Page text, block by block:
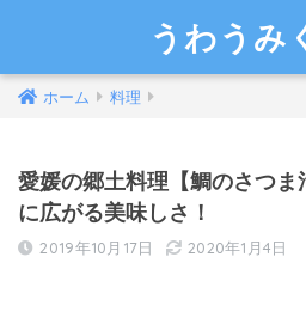
うわうみ
ホーム 料理
愛媛の郷土料理【鯛のさつま
に広がる美味しさ！
2019年10月17日 2020年1月4日